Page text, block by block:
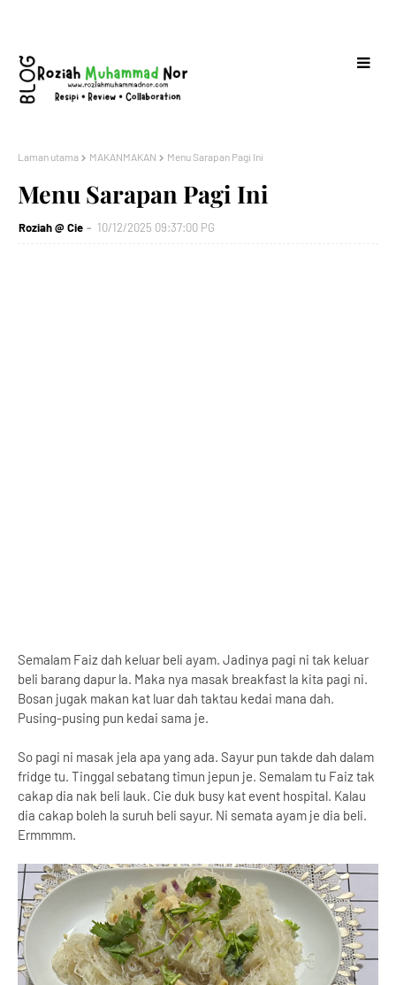
Laman utama MAKANMAKAN Menu Sarapan Pagi Ini
Menu Sarapan Pagi Ini
Roziah @ Cie 10/12/2025 09:37:00 PG
Semalam Faiz dah keluar beli ayam. Jadinya pagi ni tak keluar
beli barang dapur la. Maka nya masak breakfast la kita pagi ni.
Bosan jugak makan kat luar dah taktau kedai mana dah.
Pusing-pusing pun kedai sama je.
So pagi ni masak jela apa yang ada. Sayur pun takde dah dalam
fridge tu. Tinggal sebatang timun jepun je. Semalam tu Faiz tak
cakap dia nak beli lauk. Cie duk busy kat event hospital. Kalau
dia cakap boleh la suruh beli sayur. Ni semata ayam je dia beli.
Ermmmm.